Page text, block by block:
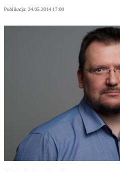
Publikacja: 24.05.2014 17:00